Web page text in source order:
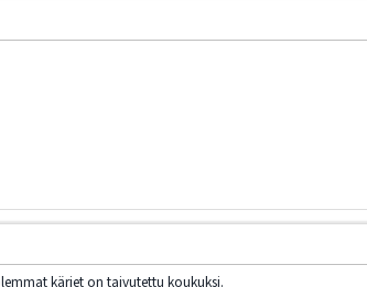
kärjet on taivutettu koukuksi.